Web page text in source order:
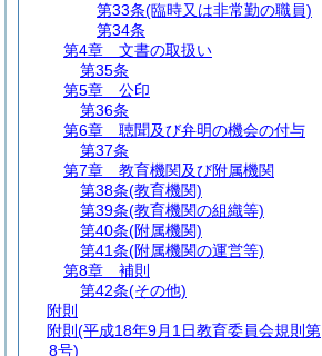
第33条(臨時又は非常勤の職員)
第34条
第4章
文書の取扱い
第35条
第5章
公印
第36条
第6章
聴聞及び弁明の機会の付与
第37条
第7章
教育機関及び附属機関
第38条(教育機関)
第39条(教育機関の組織等)
第40条(附属機関)
第41条(附属機関の運営等)
第8章
補則
第42条(その他)
附則
附則 (平成18年9月1日教育委員会規則第
8号)